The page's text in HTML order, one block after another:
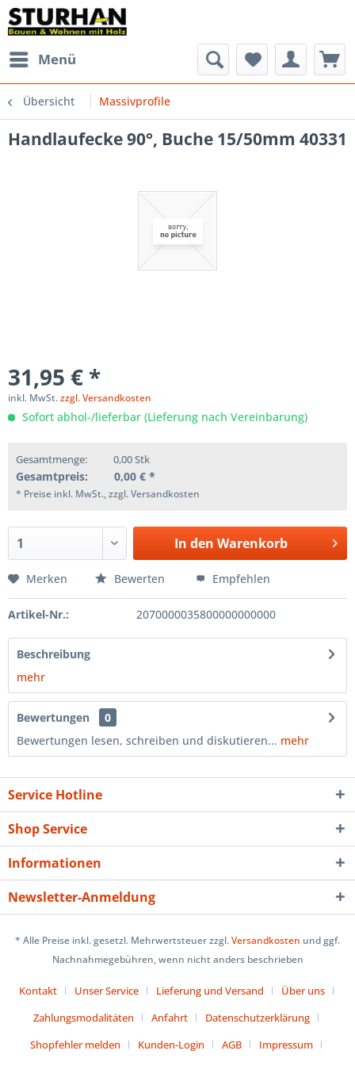
Menü
Übersicht Massivprofile
Handlaufecke 90°, Buche 15/50mm 40331
31,95 € *
inkl. MwSt.zzgl. Versandkosten
Sofort abhol-/lieferbar (Lieferung nach Vereinbarung)
Gesamtmenge: 0,00Stk
Gesamtpreis: 0,00 € *
* Preise inkl. MwSt., zzgl. Versandkosten
In den Warenkorb
Merken Bewerten Empfehlen
Artikel-Nr.: 2070000035800000000000
Beschreibung
mehr
Bewertungen
0
Bewertungen lesen, schreiben und diskutieren... mehr
Service Hotline
Shop Service
Informationen
Newsletter-Anmeldung
* Alle Preise inkl. gesetzl. Mehrwertsteuer zzgl.Versandkosten und ggf.
Nachnahmegebühren, wenn nicht anders beschrieben
Kontakt Unser Service Lieferung und Versand
Über uns
Zahlungsmodalitäten
Anfahrt
Datenschutzerklärung
Shopfehler melden
Kunden-Login AGB
Impressum